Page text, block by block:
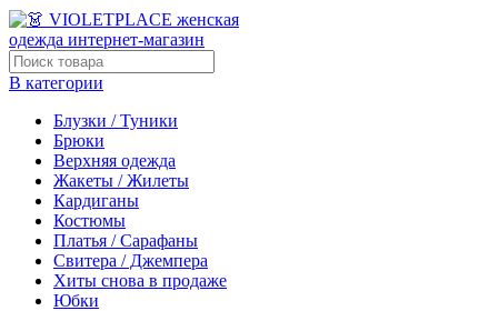
В категории
Блузки / Туники
Брюки
Верхняя одежда
Жакеты / Жилеты
Кардиганы
Костюмы
Платья / Сарафаны
Свитера / Джемпера
Хиты снова в продаже
Юбки